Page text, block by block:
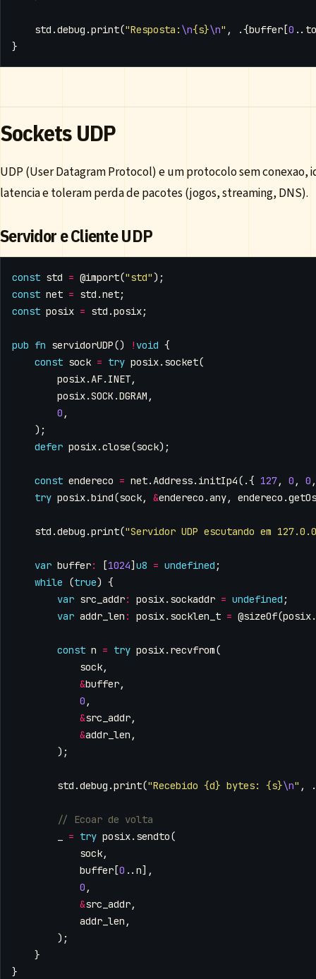
std .debug .print("Resposta: \n{s}\n" , .{buffer [0 ..
}
Sockets UDP
UDP (User Datagram Protocol) e um protocolo sem conexao,
latencia e toleram perda de pacotes (jogos, streaming, DNS).
Servidor e Cliente UDP
const std = @import("std");
const net = std .net;
const posix = std .posix;
pub fn servidorUDP() ! void {
const sock = try posix. socket(
posix.AF. INET,
posix.SOCK.DGRAM ,
0 ,
);
defer posix.close(sock);
const endereco = net.Address. initIp4(.{ 127, 0 , 0 ,
try posix.bind(sock, &endereco .any, endereco .
std .debug .print("Servidor UDP escutando em
var buffer: [1024] u8 = undefined ;
while
(true) {
var src_addr: posix. sockaddr = undefined ;
var addr_len : posix. socklen_t = @sizeOf(posix.
const n = try posix. recvfrom(
sock,
&buffer,
0 ,
&src_addr,
&addr_len ,
);
std .debug .print("Recebido {d} bytes: {s}\n" ,
= try posix. sendto(
sock,
buffer [0 .. n],
0 ,
&src_addr,
addr_len ,
);
}
}